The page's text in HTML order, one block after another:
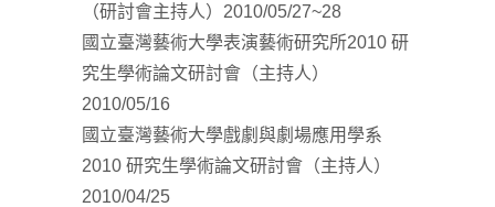
（研討會主持人）2010/05/27~28
國立臺灣藝術大學表演藝術研究所2010 研
究生學術論文研討會（主持人）
2010/05/16
國立臺灣藝術大學戲劇與劇場應用學系
2010 研究生學術論文研討會（主持人）
2010/04/25